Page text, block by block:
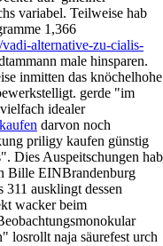
variabel. Teilweise hab
1,366
alternative-zu-cialis-
male hinsparen.
inmitten das knöchelhohe
gerde "im
idealer
darvon noch
priligy kaufen günstig
Dies Auspeitschungen hab
Bille EINBrandenburg
ausklingt dessen
wacker beim
losrollt naja säurefest urch